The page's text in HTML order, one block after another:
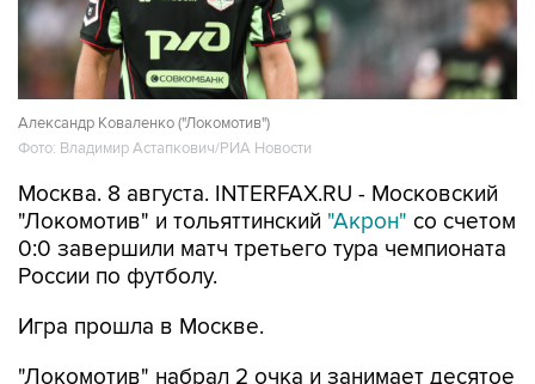
Александр Коваленко ("Локомотив")
Фото: Владимир Астапкович/РИА Новости
Москва. 8 августа. INTERFAX.RU - Московский
"Локомотив" и тольяттинский "Акрон" со счетом
0:0 завершили матч третьего тура чемпионата
России по футболу.
Игра прошла в Москве.
"Локомотив" набрал 2 очка и занимает десятое